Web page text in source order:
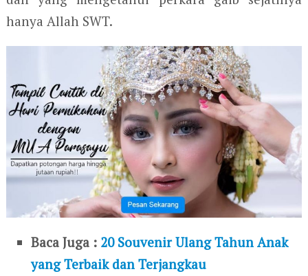
hanya Allah SWT.
Baca Juga : 20 Souvenir Ulang Tahun Anak
yang Terbaik dan Terjangkau